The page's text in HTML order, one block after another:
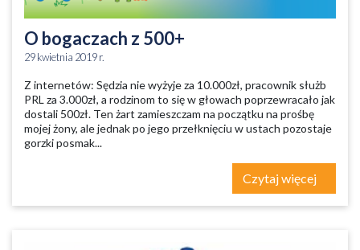
O bogaczach z 500+
29 kwietnia 2019 r.
Z internetów: Sędzia nie wyżyje za 10.000zł, pracownik służb
PRL za 3.000zł, a rodzinom to się w głowach poprzewracało jak
dostali 500zł. Ten żart zamieszczam na początku na prośbę
mojej żony, ale jednak po jego przełknięciu w ustach pozostaje
gorzki posmak...
Czytaj więcej